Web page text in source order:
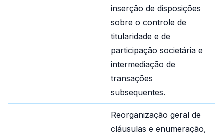
inserção de disposições
sobre o controle de
titularidade e de
participação societária e
intermediação de
transações
subsequentes.
Reorganização geral de
cláusulas e enumeração,